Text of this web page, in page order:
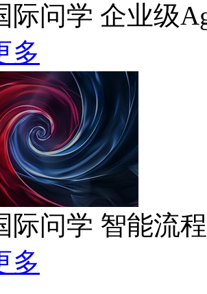
际问学 企业级
多
际问学 智能流
多